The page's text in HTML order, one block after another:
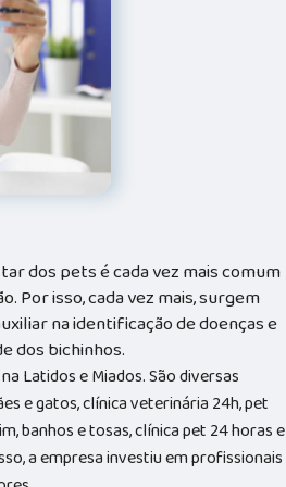
dos pets é cada vez mais comum
Por isso, cada vez mais, surgem
na identificação de doenças e
dos bichinhos.
Latidos e Miados. São diversas
e gatos, clínica veterinária 24h, pet
banhos e tosas, clínica pet 24 horas e
a empresa investiu em profissionais